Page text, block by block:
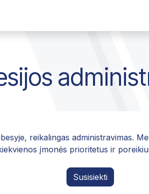
reikalingas administravimas.
įmonės prioritetus ir
Susisiekti